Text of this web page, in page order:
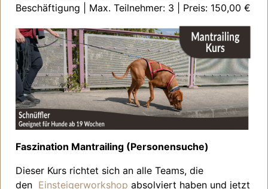
Beschäftigung | Max. Teilnehmer: 3 | Preis: 150,00 €
Faszination Mantrailing (Personensuche)
Dieser Kurs richtet sich an alle Teams, die
den Einsteigerworkshop absolviert haben und jetzt